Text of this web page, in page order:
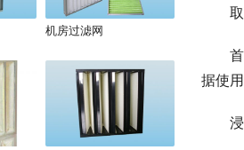
据使
机房过滤网